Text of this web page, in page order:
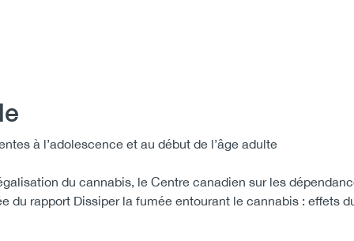
à l’adolescence et au début de l’âge adulte
du cannabis, le Centre canadien sur les
du rapport Dissiper la fumée entourant le cannabis : effets